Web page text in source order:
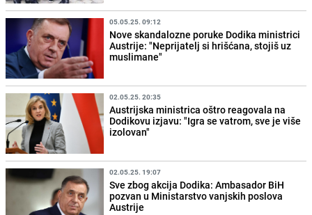
05.05.25. 09:12
Nove skandalozne poruke Dodika ministrici
Austrije: "Neprijatelj si hrišćana, stojiš uz
muslimane"
02.05.25. 20:35
Austrijska ministrica oštro reagovala na
Dodikovu izjavu: "Igra se vatrom, sve je više
izolovan"
02.05.25. 19:07
Sve zbog akcija Dodika: Ambasador BiH
pozvan u Ministarstvo vanjskih poslova
Austrije